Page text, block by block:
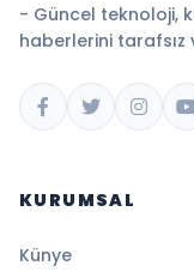
- Güncel teknoloji,
haberlerini tarafsız
KURUMSAL
Künye